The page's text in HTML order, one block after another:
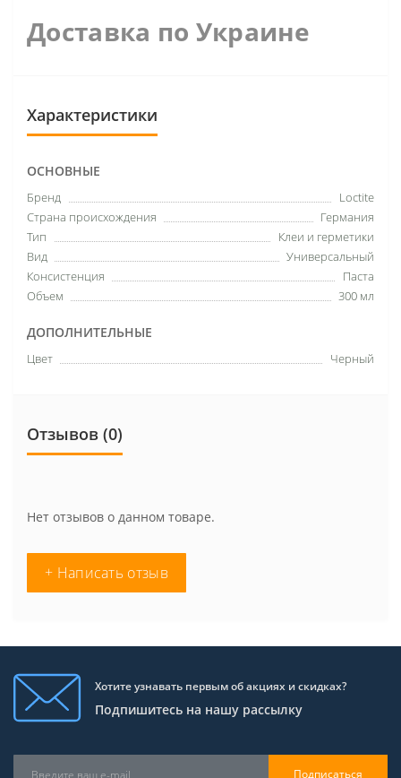
Доставка по Украине
Характеристики
ОСНОВНЫЕ
Бренд
Loctite
Страна происхождения
Германия
Тип
Клеи и герметики
Вид
Универсальный
Консистенция
Паста
Объем
300 мл
ДОПОЛНИТЕЛЬНЫЕ
Цвет Черный
Отзывов (0)
Нет отзывов о данном товаре.
+ Написать отзыв
Хотите узнавать первым об акциях и скидках?
Подпишитесь на нашу рассылку
Подписаться